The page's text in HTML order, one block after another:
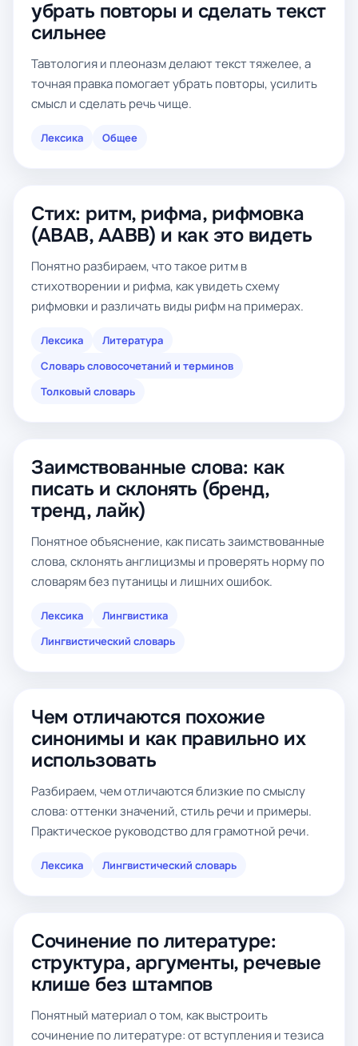
убрать повторы и сделать текст
сильнее
Тавтология и плеоназм делают текст тяжелее, а
точная правка помогает убрать повторы, усилить
смысл и сделать речь чище.
Лексика Общее
Стих: ритм, рифма, рифмовка
(ABAB, AABB) и как это видеть
Понятно разбираем, что такое ритм в
стихотворении и рифма, как увидеть схему
рифмовки и различать виды рифм на примерах.
Лексика
Литература
Словарь словосочетаний и терминов
Толковый словарь
Заимствованные слова: как
писать и склонять (бренд,
тренд, лайк)
Понятное объяснение, как писать заимствованные
слова, склонять англицизмы и проверять норму по
словарям без путаницы и лишних ошибок.
Лексика
Лингвистика
Лингвистический словарь
Чем отличаются похожие
синонимы и как правильно их
использовать
Разбираем, чем отличаются близкие по смыслу
слова: оттенки значений, стиль речи и примеры.
Практическое руководство для грамотной речи.
Лексика Лингвистический словарь
Сочинение по литературе:
структура, аргументы, речевые
клише без штампов
Понятный материал о том, как выстроить
сочинение по литературе: от вступления и тезиса